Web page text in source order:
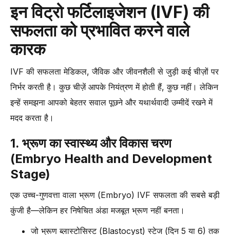
-3. डॉक्टर और स्टाफ का अनुभव (Experience of Doctors and Staff)
4. लैब तकनीक (Lab Technology) और उपकरण (Equipment) की
गुणवत्ता
-5. व्यक्तिगत ट्रीटमेंट प्लान (Personalized Treatment Plan)
-6. सपोर्ट सर्विसेज़ (Support Services)
-7. लागत और फाइनेंसिंग विकल्प (Cost and Financing Options)
- 8. मरीजों की समीक्षाएँ (Patient Reviews) और अनुभव
-9. विशेष मामलों का अनुभव (Specialized Case Experience)
10. एडवांस विकल्प (Advanced Options) की उपलब्धता
निष्कर्ष (Conclusion)
इन विट्रो फर्टिलाइजेशन (IVF) की
सफलता को प्रभावित करने वाले
कारक
IVF की सफलता मेडिकल, जैविक और जीवनशैली से जुड़ी कई चीज़ों पर
निर्भर करती है। कुछ चीज़ें आपके नियंत्रण में होती हैं, कुछ नहीं। लेकिन
इन्हें समझना आपको बेहतर सवाल पूछने और यथार्थवादी उम्मीदें रखने में
मदद करता है।
1. भ्रूण का स्वास्थ्य और विकास चरण
(Embryo Health and Development
Stage)
एक उच्च-गुणवत्ता वाला भ्रूण (Embryo) IVF सफलता की सबसे बड़ी
कुंजी है—लेकिन हर निषेचित अंडा मजबूत भ्रूण नहीं बनता।
जो भ्रूण ब्लास्टोसिस्ट (Blastocyst) स्टेज (दिन 5 या 6) तक